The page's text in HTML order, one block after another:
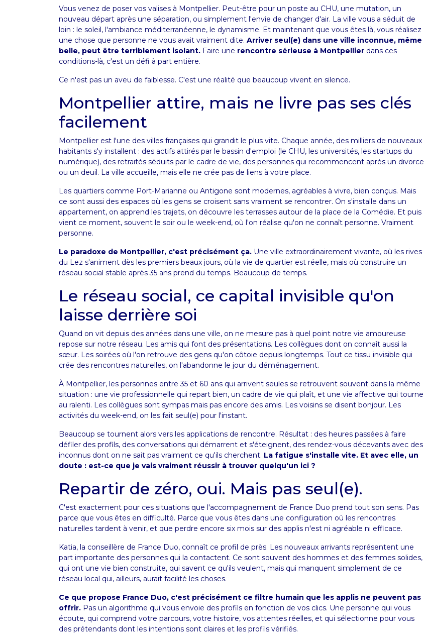
Vous venez de poser vos valises à Montpellier. Peut-être pour un poste au CHU, une mutation, un
nouveau départ après une séparation, ou simplement l'envie de changer d'air. La ville vous a séduit de
loin : le soleil, l'ambiance méditerranéenne, le dynamisme. Et maintenant que vous êtes là, vous réalisez
une chose que personne ne vous avait vraiment dite. Arriver seul(e) dans une ville inconnue, même
belle, peut être terriblement isolant. Faire une rencontre sérieuse à Montpellier dans ces
conditions-là, c'est un défi à part entière.
Ce n'est pas un aveu de faiblesse. C'est une réalité que beaucoup vivent en silence.
Montpellier attire, mais ne livre pas ses clés
facilement
Montpellier est l'une des villes françaises qui grandit le plus vite. Chaque année, des milliers de nouveaux
habitants s'y installent : des actifs attirés par le bassin d'emploi (le CHU, les universités, les startups du
numérique), des retraités séduits par le cadre de vie, des personnes qui recommencent après un divorce
ou un deuil. La ville accueille, mais elle ne crée pas de liens à votre place.
Les quartiers comme Port-Marianne ou Antigone sont modernes, agréables à vivre, bien conçus. Mais
ce sont aussi des espaces où les gens se croisent sans vraiment se rencontrer. On s'installe dans un
appartement, on apprend les trajets, on découvre les terrasses autour de la place de la Comédie. Et puis
vient ce moment, souvent le soir ou le week-end, où l'on réalise qu'on ne connaît personne. Vraiment
personne.
Le paradoxe de Montpellier, c'est précisément ça. Une ville extraordinairement vivante, où les rives
du Lez s'animent dès les premiers beaux jours, où la vie de quartier est réelle, mais où construire un
réseau social stable après 35 ans prend du temps. Beaucoup de temps.
Le réseau social, ce capital invisible qu'on
laisse derrière soi
Quand on vit depuis des années dans une ville, on ne mesure pas à quel point notre vie amoureuse
repose sur notre réseau. Les amis qui font des présentations. Les collègues dont on connaît aussi la
sœur. Les soirées où l'on retrouve des gens qu'on côtoie depuis longtemps. Tout ce tissu invisible qui
crée des rencontres naturelles, on l'abandonne le jour du déménagement.
À Montpellier, les personnes entre 35 et 60 ans qui arrivent seules se retrouvent souvent dans la même
situation : une vie professionnelle qui repart bien, un cadre de vie qui plaît, et une vie affective qui tourne
au ralenti. Les collègues sont sympas mais pas encore des amis. Les voisins se disent bonjour. Les
activités du week-end, on les fait seul(e) pour l'instant.
Beaucoup se tournent alors vers les applications de rencontre. Résultat : des heures passées à faire
défiler des profils, des conversations qui démarrent et s'éteignent, des rendez-vous décevants avec des
inconnus dont on ne sait pas vraiment ce qu'ils cherchent. La fatigue s'installe vite. Et avec elle, un
doute : est-ce que je vais vraiment réussir à trouver quelqu'un ici ?
Repartir de zéro, oui. Mais pas seul(e).
C'est exactement pour ces situations que l'accompagnement de France Duo prend tout son sens. Pas
parce que vous êtes en difficulté. Parce que vous êtes dans une configuration où les rencontres
naturelles tardent à venir, et que perdre encore six mois sur des applis n'est ni agréable ni efficace.
Katia, la conseillère de France Duo, connaît ce profil de près. Les nouveaux arrivants représentent une
part importante des personnes qui la contactent. Ce sont souvent des hommes et des femmes solides,
qui ont une vie bien construite, qui savent ce qu'ils veulent, mais qui manquent simplement de ce
réseau local qui, ailleurs, aurait facilité les choses.
Ce que propose France Duo, c'est précisément ce filtre humain que les applis ne peuvent pas
offrir. Pas un algorithme qui vous envoie des profils en fonction de vos clics. Une personne qui vous
écoute, qui comprend votre parcours, votre histoire, vos attentes réelles, et qui sélectionne pour vous
des prétendants dont les intentions sont claires et les profils vérifiés.